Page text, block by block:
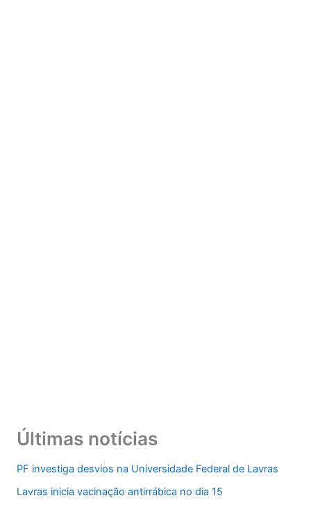
Últimas notícias
PF investiga desvios na Universidade Federal de Lavras
Lavras inicia vacinação antirrábica no dia 15